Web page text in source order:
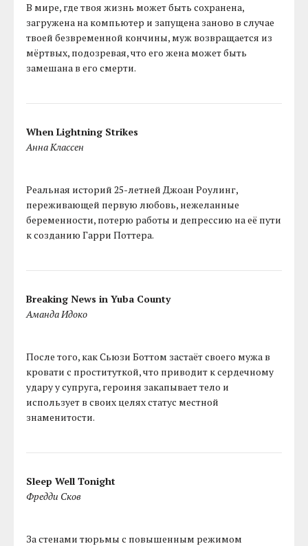
В мире, где твоя жизнь может быть сохранена,
загружена на компьютер и запущена заново в случае
твоей безвременной кончины, муж возвращается из
мёртвых, подозревая, что его жена может быть
замешана в его смерти.
When Lightning Strikes
Анна Классен
Реальная историй 25-летней Джоан Роулинг,
переживающей первую любовь, нежеланные
беременности, потерю работы и депрессию на её пути
к созданию Гарри Поттера.
Breaking News in Yuba County
Аманда Идоко
После того, как Сьюзи Боттом застаёт своего мужа в
кровати с проституткой, что приводит к сердечному
удару у супруга, героиня закапывает тело и
использует в своих целях статус местной
знаменитости.
Sleep Well Tonight
Фредди Сков
За стенами тюрьмы с повышенным режимом